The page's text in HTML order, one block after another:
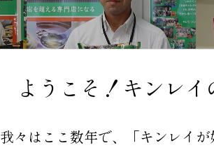
ようこそ！ キンレ
我々はここ数年で、「キンレイが